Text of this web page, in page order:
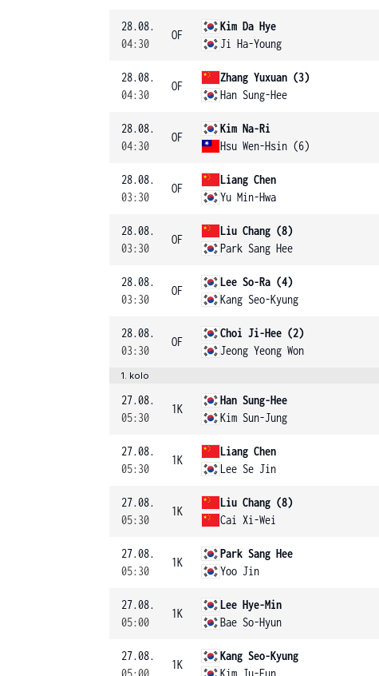
28.08.
04:30
OF
Kim Da Hye
Ji Ha-Young
28.08.
04:30
OF
Zhang Yuxuan (3)
Han Sung-Hee
28.08.
04:30
OF
Kim Na-Ri
Hsu Wen-Hsin (6)
28.08.
03:30
OF
Liang Chen
Yu Min-Hwa
28.08.
03:30
OF
Liu Chang (8)
Park Sang Hee
28.08.
03:30
OF
Lee So-Ra (4)
Kang Seo-Kyung
28.08.
03:30
OF
Choi Ji-Hee (2)
Jeong Yeong Won
1. kolo
27.08.
05:30
1K
Han Sung-Hee
Kim Sun-Jung
27.08.
05:30
1K
Liang Chen
Lee Se Jin
27.08.
05:30
1K
Liu Chang (8)
Cai Xi-Wei
27.08.
05:30
1K
Park Sang Hee
Yoo Jin
27.08.
05:00
1K
Lee Hye-Min
Bae So-Hyun
27.08.
05:00
1K
Kang Seo-Kyung
Kim Ju-Eun